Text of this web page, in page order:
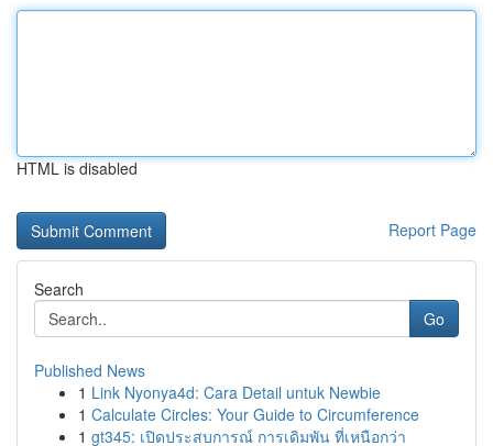
HTML is disabled
Report Page
Search
Go
Published News
1 Link Nyonya4d: Cara Detail untuk Newbie
1 Calculate Circles: Your Guide to Circumference
1 gt345: เปิดประสบการณ์ การเดิมพัน ที่เหนือกว่า